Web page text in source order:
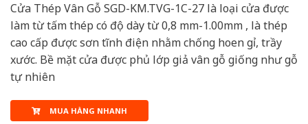
Cửa Thép Vân Gỗ SGD-KM.TVG-1C-27 là loại cửa được
làm từ tấm thép có độ dày từ 0,8 mm-1.00mm , là thép
cao cấp được sơn tĩnh điện nhằm chống hoen gỉ, trầy
xước. Bề mặt cửa được phủ lớp giả vân gỗ giống như gỗ
tự nhiên
MUA HÀNG NHANH